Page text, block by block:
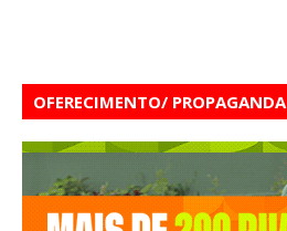
OFERECIMENTO/ PROPAGANDA